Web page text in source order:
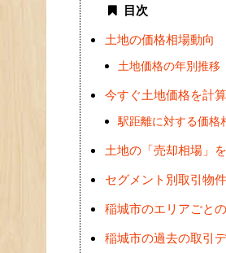
目次
土地の価格相場動向
土地価格の年別推移
今すぐ土地価格を計
駅距離に対する価格
土地の「売却相場」
セグメント別取引物
稲城市のエリアごと
稲城市の過去の取引